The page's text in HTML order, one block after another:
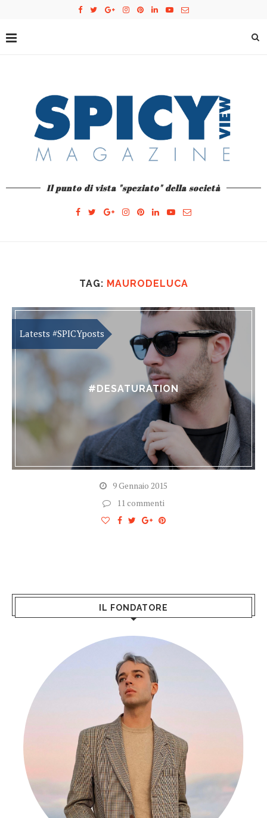
Il punto di vista "speziato" della società
TAG: MAURODELUCA
#DESATURATION
9 Gennaio 2015
11 commenti
IL FONDATORE